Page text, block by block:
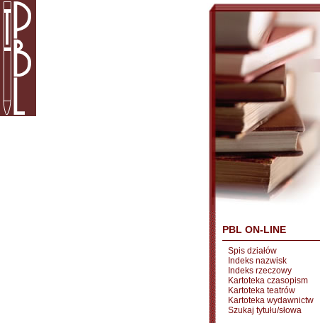
PBL ON-LINE
Spis działów
Indeks nazwisk
Indeks rzeczowy
Kartoteka czasopism
Kartoteka teatrów
Kartoteka wydawnictw
Szukaj tytułu/słowa